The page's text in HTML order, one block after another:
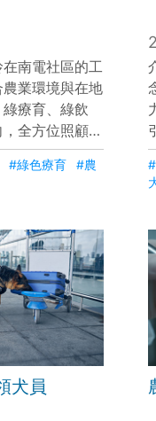
南電社區的工
業環境與在地
療育、綠飲
全方位照顧農
務、植栽療育
足長輩的生理
與生命動力，
#綠色療育
#農
犬員